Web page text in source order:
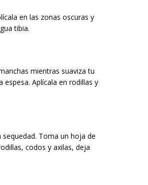
en las zonas oscuras y
tibia.
mientras suaviza tu
Aplícala en rodillas y
Toma un hoja de
codos y axilas, deja